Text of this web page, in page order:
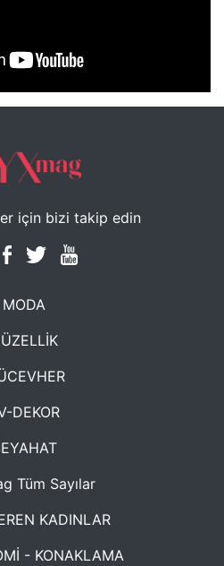
Etkinliği
için bizi takip edin
MODA
DEKOR
Tüm Sayılar
KADINLAR
- KONAKLAMA